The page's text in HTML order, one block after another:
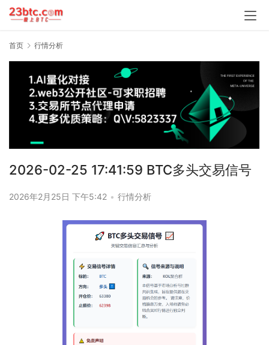
首页 行情分析
2026-02-25 17:41:59 BTC多头交易信号
2026年2月25日 下午5:42 • 行情分析